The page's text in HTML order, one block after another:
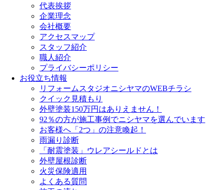
代表挨拶
企業理念
会社概要
アクセスマップ
スタッフ紹介
職人紹介
プライバシーポリシー
お役立ち情報
リフォームスタジオニシヤマのWEBチラシ
クイック見積もり
外壁塗装150万円はありえません！
92％の方が施工事例でニシヤマを選んでいます
お客様へ「2つ」の注意喚起！
雨漏り診断
「耐震塗装」ウレアシールドとは
外壁屋根診断
火災保険適用
よくある質問